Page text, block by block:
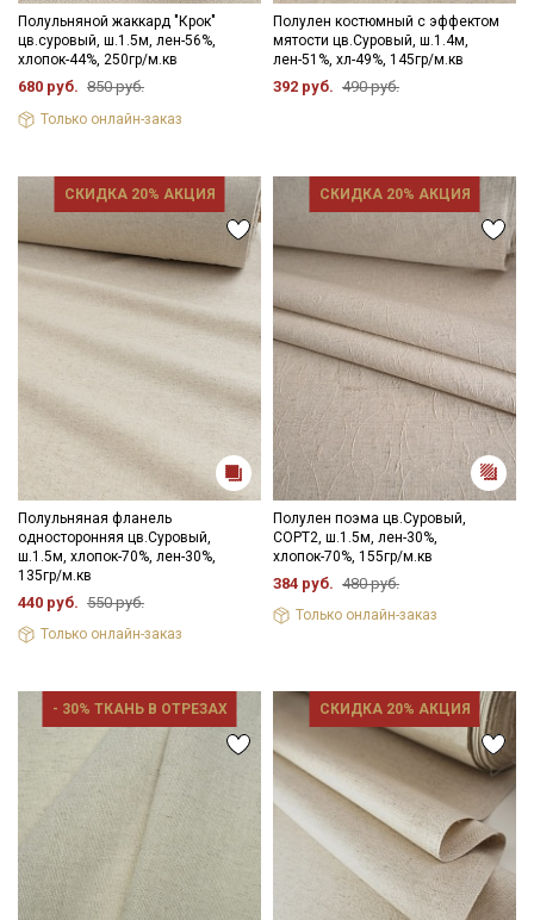
Полульняной жаккард "Крок"
цв.суровый, ш.1.5м, лен-56%,
хлопок-44%, 250гр/м.кв
680 руб. 850 руб.
Только онлайн-заказ
Полулен костюмный с эффектом
мятости цв.Суровый, ш.1.4м,
лен-51%, хл-49%, 145гр/м.кв
392 руб. 490 руб.
СКИДКА 20% АКЦИЯ
Полульняная фланель
односторонняя цв.Суровый,
ш.1.5м, хлопок-70%, лен-30%,
135гр/м.кв
440 руб. 550 руб.
Только онлайн-заказ
СКИДКА 20% АКЦИЯ
Полулен поэма цв.Суровый,
СОРТ2, ш.1.5м, лен-30%,
хлопок-70%, 155гр/м.кв
384 руб. 480 руб.
Только онлайн-заказ
- 30% ТКАНЬ В ОТРЕЗАХ СКИДКА 20% АКЦИЯ